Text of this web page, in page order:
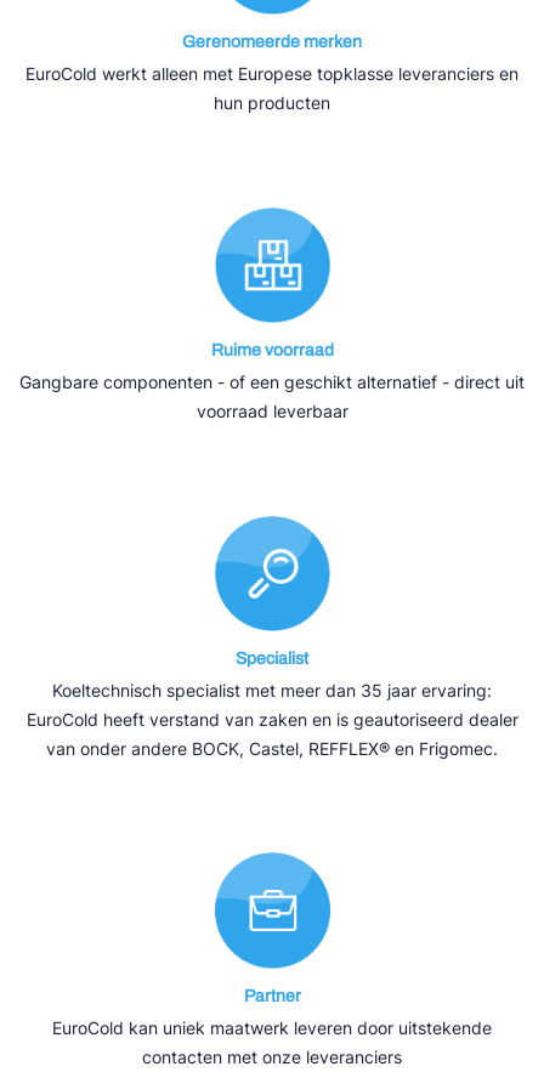
Gerenomeerde merken
EuroCold werkt alleen met Europese topklasse leveranciers en
hun producten
Ruime voorraad
Gangbare componenten - of een geschikt alternatief - direct uit
voorraad leverbaar
Specialist
Koeltechnisch specialist met meer dan 35 jaar ervaring:
EuroCold heeft verstand van zaken en is geautoriseerd dealer
van onder andere BOCK, Castel, REFFLEX® en Frigomec.
Partner
EuroCold kan uniek maatwerk leveren door uitstekende
contacten met onze leveranciers